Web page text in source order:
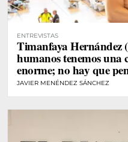
ENTREVISTAS
Timanfaya Hernández
humanos tenemos una
enorme; no hay que
vamos a desarrollar un
JAVIER MENÉNDEZ SÁNCHEZ